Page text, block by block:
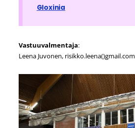
Gloxinia
Vastuuvalmentaja:
Leena Juvonen, risikko.leena()gmail.com